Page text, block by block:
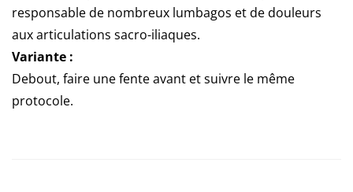
responsable de nombreux lumbagos et de douleurs
aux articulations sacro-iliaques.
Variante :
Debout, faire une fente avant et suivre le même
protocole.